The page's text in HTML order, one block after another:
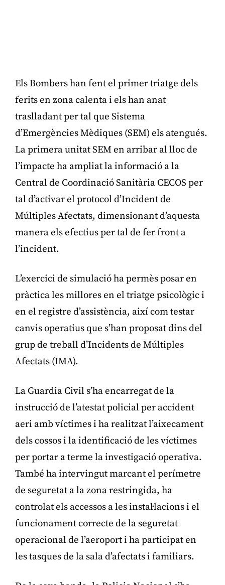
Els Bombers han fent el primer triatge dels
ferits en zona calenta i els han anat
traslladant per tal que Sistema
d’Emergències Mèdiques (SEM) els atengués.
La primera unitat SEM en arribar al lloc de
l’impacte ha ampliat la informació a la
Central de Coordinació Sanitària CECOS per
tal d’activar el protocol d’Incident de
Múltiples Afectats, dimensionant d’aquesta
manera els efectius per tal de fer front a
l’incident.
L’exercici de simulació ha permès posar en
pràctica les millores en el triatge psicològic i
en el registre d’assistència, així com testar
canvis operatius que s’han proposat dins del
grup de treball d’Incidents de Múltiples
Afectats (IMA).
La Guardia Civil s’ha encarregat de la
instrucció de l’atestat policial per accident
aeri amb víctimes i ha realitzat l’aixecament
dels cossos i la identificació de les víctimes
per portar a terme la investigació operativa.
També ha intervingut marcant el perímetre
de seguretat a la zona restringida, ha
controlat els accessos a les instal·lacions i el
funcionament correcte de la seguretat
operacional de l’aeroport i ha participat en
les tasques de la sala d’afectats i familiars.